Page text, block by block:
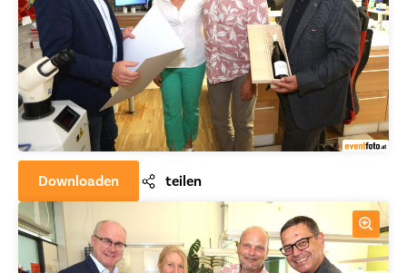
Downloaden teilen